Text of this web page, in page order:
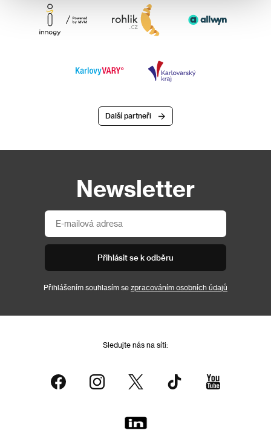
Další partneři
Newsletter
Přihlásit se k odběru
Přihlášením souhlasím se zpracováním osobních údajů
Sledujte nás na síti: